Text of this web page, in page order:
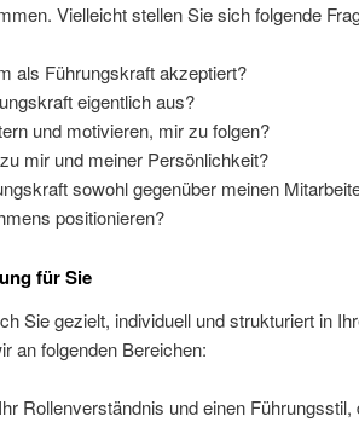
Vielleicht stellen Sie sich folgende
als Führungskraft akzeptiert?
eigentlich aus?
und motivieren, mir zu folgen?
mir und meiner Persönlichkeit?
sowohl gegenüber meinen
positionieren?
für Sie
Sie gezielt, individuell und strukturiert in
an folgenden Bereichen:
Rollenverständnis und einen Führungsstil,